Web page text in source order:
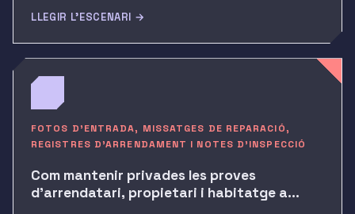
LLEGIR L'ESCENARI →
FOTOS D'ENTRADA, MISSATGES DE REPARACIÓ,
REGISTRES D'ARRENDAMENT I NOTES D'INSPECCIÓ
Com mantenir privades les proves
d'arrendatari, propietari i habitatge a